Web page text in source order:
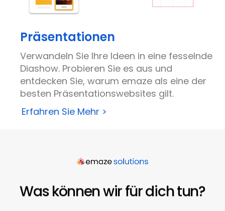
Präsentationen
Verwandeln Sie Ihre Ideen in eine fesselnde
Diashow. Probieren Sie es aus und
entdecken Sie, warum emaze als eine der
besten Präsentationswebsites gilt.
Erfahren Sie Mehr >
Was können wir für dich tun?